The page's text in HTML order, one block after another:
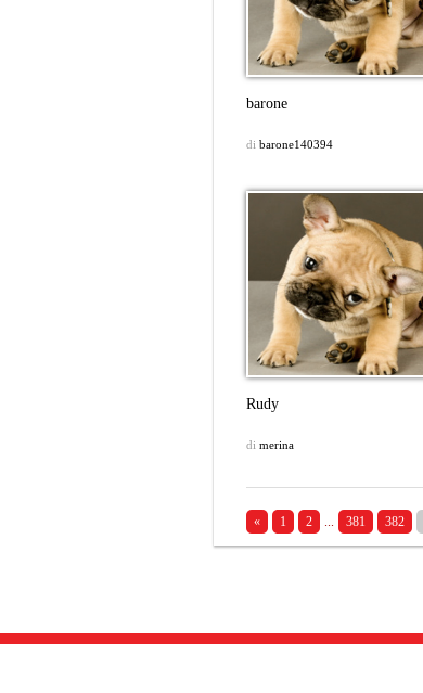
barone
di barone140394
Rudy
di merina
« 1 2 ... 381 382